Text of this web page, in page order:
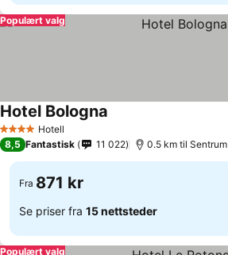
Populært valg
4 StjernerHotell
Hotel Bologna
8,5 Fantastisk 11 022 0.5 km til Sentrum
Fra 871 kr
Se priser fra 15 nettsteder
Populært valg